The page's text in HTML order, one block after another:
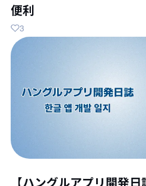
便利
3
【ハングルアプリ開発